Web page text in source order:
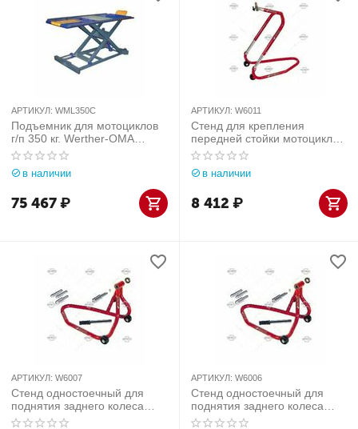
АРТИКУЛ: WML350C
Подъемник для мотоциклов
г/п 350 кг. Werther-OMA
(Италия) арт. WML350C
в наличии
75 467₽
АРТИКУЛ: W6011
Стенд для крепления
передней стойки мотоциклов
Werther-OMA (Италия) арт.
W6011
в наличии
8 412 ₽
АРТИКУЛ: W6007
Стенд одностоечный для
поднятия заднего колеса
мотоциклов Werther-OMA
АРТИКУЛ: W6006
Стенд одностоечный для
поднятия заднего колеса
мотоциклов Werther-OMA